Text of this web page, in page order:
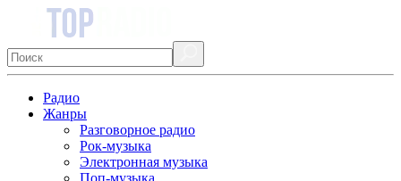
Радио
Жанры
Разговорное радио
Рок-музыка
Электронная музыка
Поп-музыка